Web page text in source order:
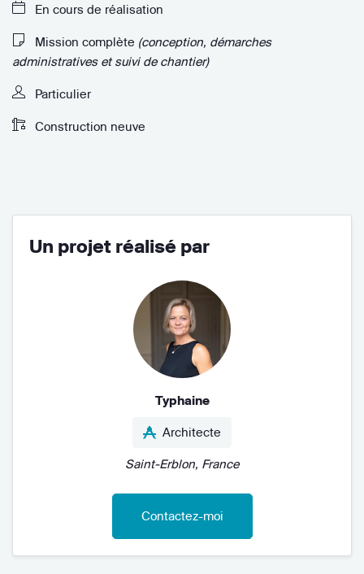
En cours de réalisation
Mission complète (conception, démarches
administratives et suivi de chantier)
Particulier
Construction neuve
Un projet réalisé par
Typhaine
Architecte
Saint-Erblon, France
Contactez-moi